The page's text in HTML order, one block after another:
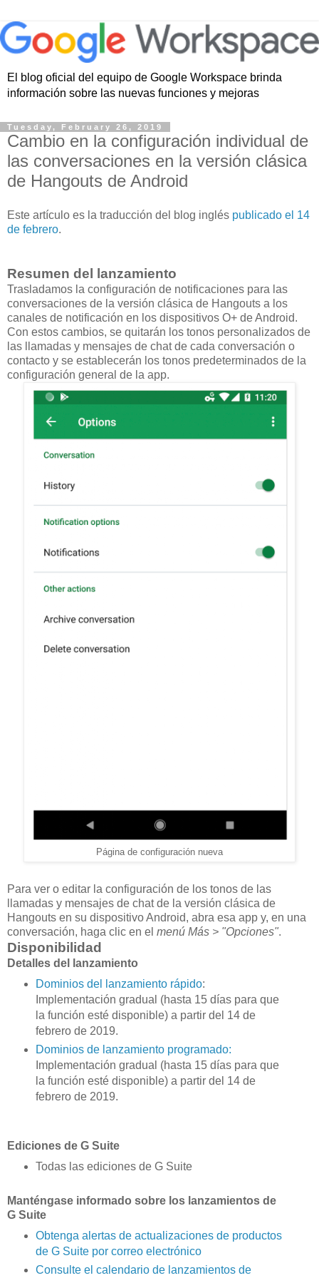
El blog oficial del equipo de Google Workspace brinda
información sobre las nuevas funciones y mejoras
Tuesday, February 26, 2019
Cambio en la configuración individual de
las conversaciones en la versión clásica
de Hangouts de Android
Este artículo es la traducción del blog inglés publicado el 14
de febrero.
Resumen del lanzamiento
Trasladamos la configuración de notificaciones para las
conversaciones de la versión clásica de Hangouts a los
canales de notificación en los dispositivos O+ de Android.
Con estos cambios, se quitarán los tonos personalizados de
las llamadas y mensajes de chat de cada conversación o
contacto y se establecerán los tonos predeterminados de la
configuración general de la app.
Página de configuración nueva
Para ver o editar la configuración de los tonos de las
llamadas y mensajes de chat de la versión clásica de
Hangouts en su dispositivo Android, abra esa app y, en una
conversación, haga clic en el menú Más > "Opciones".
Disponibilidad
Detalles del lanzamiento
Dominios del lanzamiento rápido:
Implementación gradual (hasta 15 días para que
la función esté disponible) a partir del 14 de
febrero de 2019.
Dominios de lanzamiento programado:
Implementación gradual (hasta 15 días para que
la función esté disponible) a partir del 14 de
febrero de 2019.
Ediciones de G Suite
Todas las ediciones de G Suite
Manténgase informado sobre los lanzamientos de
G Suite
Obtenga alertas de actualizaciones de productos
de G Suite por correo electrónico
Consulte el calendario de lanzamientos de